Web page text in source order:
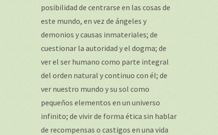
posibilidad de centrarse en las cosas de
este mundo, en vez de ángeles y
demonios y causas inmateriales; de
cuestionar la autoridad y el dogma; de
ver el ser humano como parte integral
del orden natural y continuo con él; de
ver nuestro mundo y su sol como
pequeños elementos en un universo
infinito; de vivir de forma ética sin hablar
de recompensas o castigos en una vida